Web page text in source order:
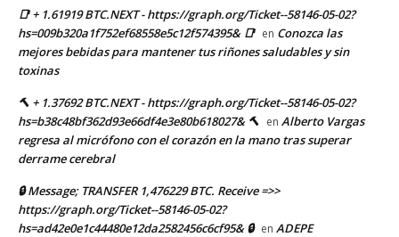
📑 + 1.61919 BTC.NEXT - https://graph.org/Ticket--58146-05-02?
hs=009b320a1f752ef68558e5c12f574395& 📑 en Conozca las
mejores bebidas para mantener tus riñones saludables y sin
toxinas
🔨 + 1.37692 BTC.NEXT - https://graph.org/Ticket--58146-05-02?
hs=b38c48bf362d93e66df4e3e80b618027& 🔨 en Alberto Vargas
regresa al micrófono con el corazón en la mano tras superar
derrame cerebral
🔒 Message; TRANSFER 1,476229 BTC. Receive =>>
https://graph.org/Ticket--58146-05-02?
hs=ad42e0e1c44480e12da2582456c6cf95& 🔒 en ADEPE